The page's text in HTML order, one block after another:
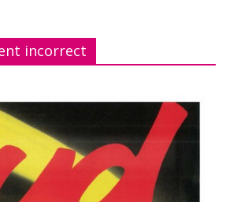
incorrect